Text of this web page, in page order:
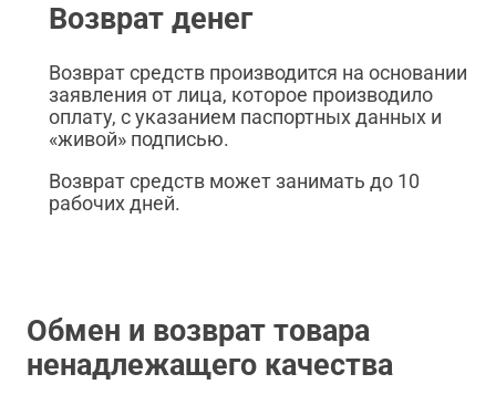
Возврат денег
Возврат средств производится на основании
заявления от лица, которое производило
оплату, с указанием паспортных данных и
«живой» подписью.
Возврат средств может занимать до 10
рабочих дней.
Обмен и возврат товара
ненадлежащего качества